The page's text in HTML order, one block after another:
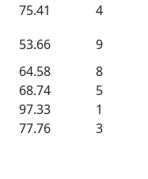
75.41
4
53.66
9
64.58
8
68.74
5
97.33
1
77.76 3